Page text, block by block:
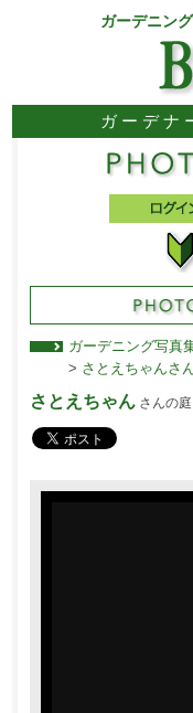
ガーデニン
ガーデナ
ガーデニング写真
> さとえちゃんさ
さとえちゃんさんの庭